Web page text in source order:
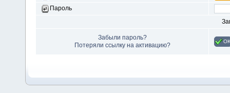
Пароль
Забыли пароль?
Потеряли ссылку на активацию?